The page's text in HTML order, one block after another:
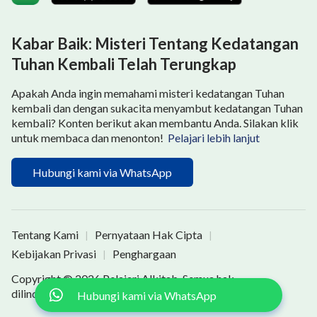
karena baru saat itulah mereka akan membuka
dompet dan belanja di tokoku. Meskipun aku benci
melakukan hal-hal dengan cara yang salah, untuk
menghasilkan uang, aku harus memaksa diriku untuk
menyesuaikan diri dengan masyarakat kalangan atas
di mana semua orang hidup dalam kepura-puraan. Jika
selama hari-hariku bekerja di pabrik aku kelelahan
secara fisik, hari-hariku menjalankan bisnis
menjadi makmur dan semakin tumbuh setiap harinya.
Aku membeli sebuah sebuah vila 5 lantai di pusat kota
dan juga sebuah sedan, dan akhirnya menjalani
kehidupan kelas menengah ke atas yang aku impikan
Kabar Baik: Misteri Tentang Kedatangan
Tuhan Kembali Telah Terungkap
Apakah Anda ingin memahami misteri kedatangan Tuhan
kembali dan dengan sukacita menyambut kedatangan Tuhan
kembali? Konten berikut akan membantu Anda. Silakan klik
untuk membaca dan menonton! Pelajari lebih lanjut
Hubungi kami via WhatsApp
Tentang Kami | Pernyataan Hak Cipta |
Kebijakan Privasi |
Penghargaan
Copyright © 2026Pelajari Alkitab. Semua hak
dilindungi undang-undang.Hubungi kami via WhatsApp